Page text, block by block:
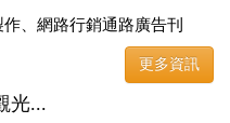
、網路行銷通路廣告刊
售，全面優惠中....
更多資訊
光...